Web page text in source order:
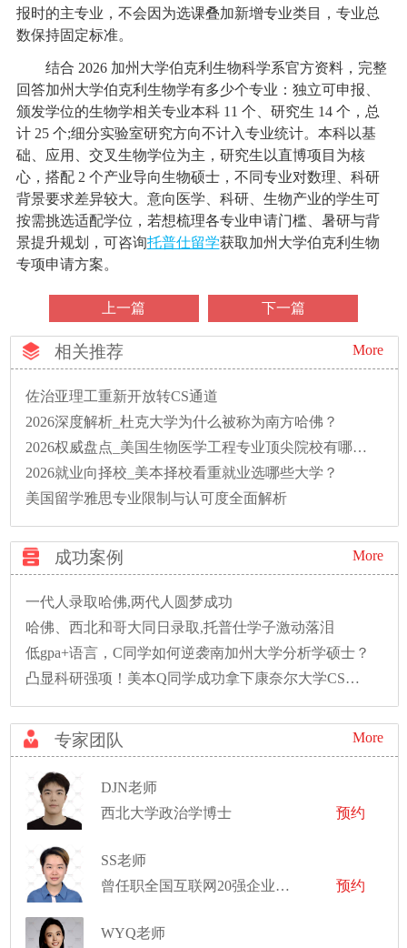
报时的主专业，不会因为选课叠加新增专业类目，专业总
数保持固定标准。
结合 2026 加州大学伯克利生物科学系官方资料，完整
回答加州大学伯克利生物学有多少个专业：独立可申报、
颁发学位的生物学相关专业本科 11 个、研究生 14 个，总
计 25 个;细分实验室研究方向不计入专业统计。本科以基
础、应用、交叉生物学位为主，研究生以直博项目为核
心，搭配 2 个产业导向生物硕士，不同专业对数理、科研
背景要求差异较大。意向医学、科研、生物产业的学生可
按需挑选适配学位，若想梳理各专业申请门槛、暑研与背
景提升规划，可咨询托普仕留学获取加州大学伯克利生物
专项申请方案。
上一篇 下一篇
相关推荐 More
佐治亚理工重新开放转CS通道
2026深度解析_杜克大学为什么被称为南方哈佛？
2026权威盘点_美国生物医学工程专业顶尖院校有哪些？
2026就业向择校_美本择校看重就业选哪些大学？
美国留学雅思专业限制与认可度全面解析
成功案例 More
一代人录取哈佛,两代人圆梦成功
哈佛、西北和哥大同日录取,托普仕学子激动落泪
低gpa+语言，C同学如何逆袭南加州大学分析学硕士？
凸显科研强项！美本Q同学成功拿下康奈尔大学CS硕士录取！
专家团队 More
DJN老师
西北大学政治学博士
预约
SS老师
曾任职全国互联网20强企业产品经理
预约
WYQ老师